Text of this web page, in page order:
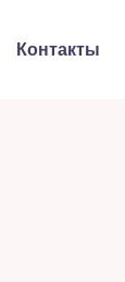
Контакты